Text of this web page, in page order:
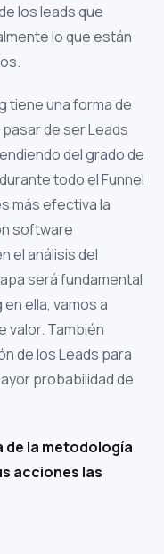
los leads que
lo que están
tiene una forma de
de ser Leads
del grado de
todo el Funnel
más efectiva la
software
el análisis del
será fundamental
ella, vamos a
valor. También
de los Leads para
probabilidad de
de la metodología
acciones las